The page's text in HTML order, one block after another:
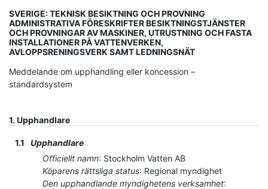
SVERIGE: TEKNISK BESIKTNING OCH PROVNING
ADMINISTRATIVA FÖRESKRIFTER BESIKTNINGSTJÄNSTER
OCH PROVNINGAR AV MASKINER, UTRUSTNING OCH FASTA
INSTALLATIONER PÅ VATTENVERKEN,
AVLOPPSRENINGSVERK SAMT LEDNINGSNÄT
Meddelande om upphandling eller koncession –
standardsystem
1. Upphandlare
1.1
Upphandlare
Officiellt namn: Stockholm Vatten AB
Köparens rättsliga status: Regional myndighet
Den upphandlande myndighetens verksamhet: